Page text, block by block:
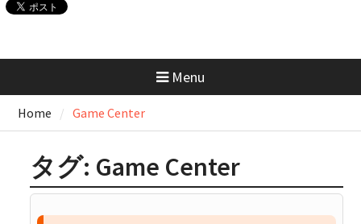
基本構成からサービス連携まで
まるっと解説
AWS SAA 学習で一番使った本と
×Udemy問題集
Chromeで“アプリ化”して快適に
GitHubの開発フローを学ぼ
う！：コンフリクトが起きたと
Menu
Home Game Center
タグ: Game Center